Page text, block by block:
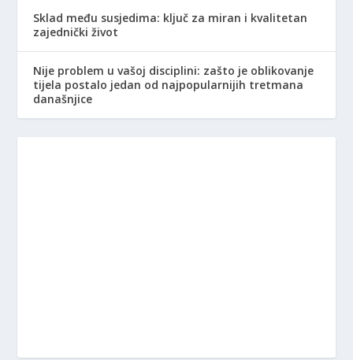
Sklad među susjedima: ključ za miran i kvalitetan
zajednički život
Nije problem u vašoj disciplini: zašto je oblikovanje
tijela postalo jedan od najpopularnijih tretmana
današnjice